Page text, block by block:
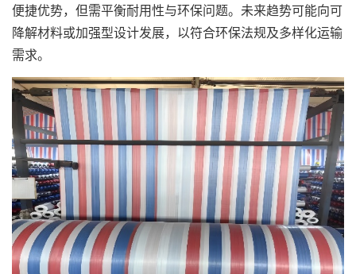
便捷优势，但需平衡耐用性与环保问题。未来趋势可能向可
降解材料或加强型设计发展，以符合环保法规及多样化运输
需求。